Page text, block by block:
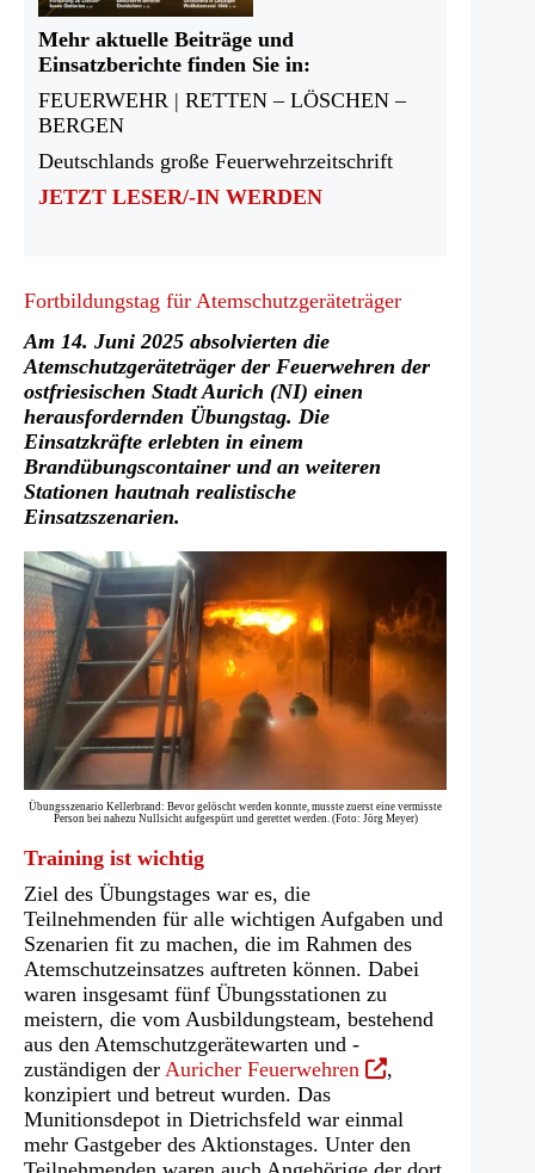
Mehr aktuelle Beiträge und
Einsatzberichte finden Sie in:
FEUERWEHR | RETTEN – LÖSCHEN –
BERGEN
Deutschlands große Feuerwehrzeitschrift
JETZT LESER/-IN WERDEN
Fortbildungstag für Atemschutzgeräteträger
Am 14. Juni 2025 absolvierten die
Atemschutzgeräteträger der Feuerwehren der
ostfriesischen Stadt Aurich (NI) einen
herausfordernden Übungstag. Die
Einsatzkräfte erlebten in einem
Brandübungscontainer und an weiteren
Stationen hautnah realistische
Einsatzszenarien.
Übungsszenario Kellerbrand: Bevor gelöscht werden konnte, musste zuerst eine vermisste
Person bei nahezu Nullsicht aufgespürt und gerettet werden. (Foto: Jörg Meyer)
Training ist wichtig
Ziel des Übungstages war es, die
Teilnehmenden für alle wichtigen Aufgaben und
Szenarien fit zu machen, die im Rahmen des
Atemschutzeinsatzes auftreten können. Dabei
waren insgesamt fünf Übungsstationen zu
meistern, die vom Ausbildungsteam, bestehend
aus den Atemschutzgerätewarten und -
zuständigen der Auricher Feuerwehren (Öffnet
einem
neuen
Tab)
,
konzipiert und betreut wurden. Das
Munitionsdepot in Dietrichsfeld war einmal
mehr Gastgeber des Aktionstages. Unter den